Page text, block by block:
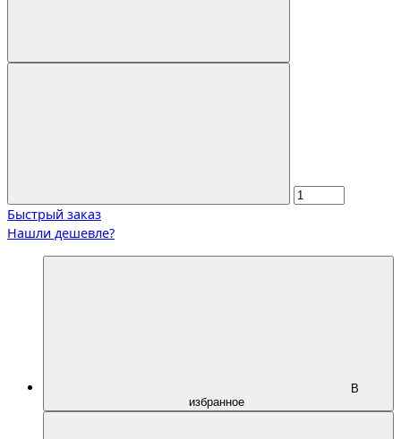
Быстрый заказ
Нашли дешевле?
В
избранное